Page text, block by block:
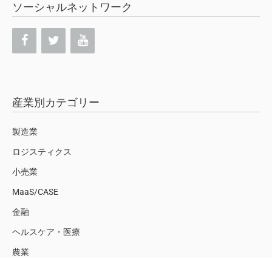
ソーシャルネットワーク
産業別カテゴリー
製造業
ロジスティクス
小売業
MaaS/CASE
金融
ヘルスケア・医療
農業